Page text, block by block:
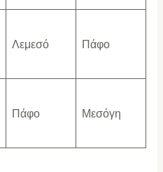
Λεμεσό Πάφο
Πάφο Μεσόγη